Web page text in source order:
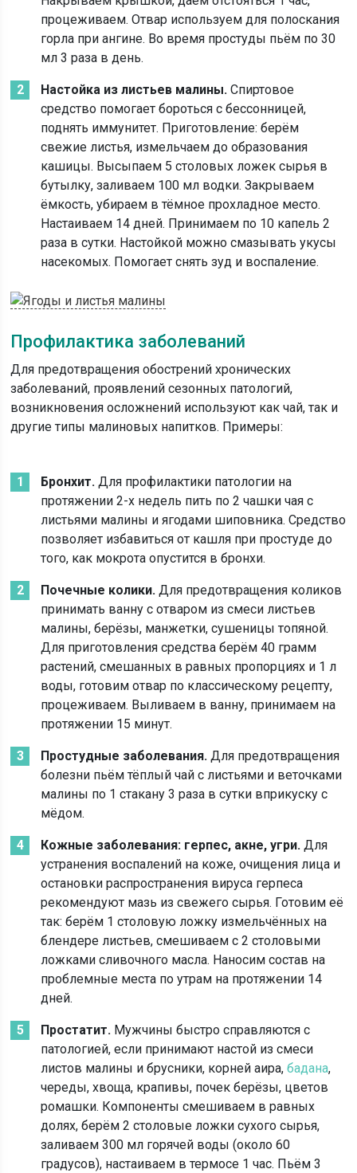
процеживаем. Отвар используем для полоскания
горла при ангине. Во время простуды пьём по 30
мл 3 раза в день.
Настойка из листьев малины. Спиртовое
средство помогает бороться с бессонницей,
поднять иммунитет. Приготовление: берём
свежие листья, измельчаем до образования
кашицы. Высыпаем 5 столовых ложек сырья в
бутылку, заливаем 100 мл водки. Закрываем
ёмкость, убираем в тёмное прохладное место.
Настаиваем 14 дней. Принимаем по 10 капель 2
раза в сутки. Настойкой можно смазывать укусы
насекомых. Помогает снять зуд и воспаление.
Профилактика заболеваний
Для предотвращения обострений хронических
заболеваний, проявлений сезонных патологий,
возникновения осложнений используют как чай, так и
другие типы малиновых напитков. Примеры:
Бронхит. Для профилактики патологии на
протяжении 2-х недель пить по 2 чашки чая с
листьями малины и ягодами шиповника. Средство
позволяет избавиться от кашля при простуде до
того, как мокрота опустится в бронхи.
Почечные колики. Для предотвращения коликов
принимать ванну с отваром из смеси листьев
малины, берёзы, манжетки, сушеницы топяной.
Для приготовления средства берём 40 грамм
растений, смешанных в равных пропорциях и 1 л
воды, готовим отвар по классическому рецепту,
процеживаем. Выливаем в ванну, принимаем на
протяжении 15 минут.
Простудные заболевания. Для предотвращения
болезни пьём тёплый чай с листьями и веточками
малины по 1 стакану 3 раза в сутки вприкуску с
мёдом.
Кожные заболевания: герпес, акне, угри. Для
устранения воспалений на коже, очищения лица и
остановки распространения вируса герпеса
рекомендуют мазь из свежего сырья. Готовим её
так: берём 1 столовую ложку измельчённых на
блендере листьев, смешиваем с 2 столовыми
ложками сливочного масла. Наносим состав на
проблемные места по утрам на протяжении 14
дней.
Простатит. Мужчины быстро справляются с
патологией, если принимают настой из смеси
листов малины и брусники, корней аира,бадана,
череды, хвоща, крапивы, почек берёзы, цветов
ромашки. Компоненты смешиваем в равных
долях, берём 2 столовые ложки сухого сырья,
заливаем 300 мл горячей воды (около 60
градусов), настаиваем в термосе 1 час. Пьём 3